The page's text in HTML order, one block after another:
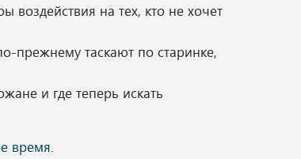
воздействия на тех, кто не хочет
прежнему таскают по старинке,
и где теперь искать